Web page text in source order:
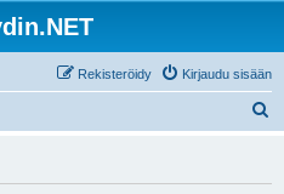
Kirjaudu sisään
Rekisteröidy